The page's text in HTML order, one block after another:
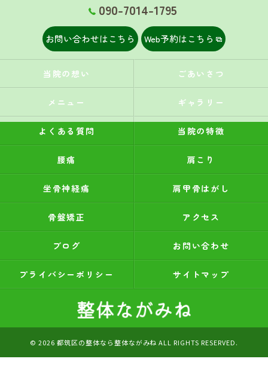
090-7014-1795
お問い合わせはこちら Web予約はこちら
当院の想い ごあいさつ
メニュー ギャラリー
よくある質問 当院の特徴
腰痛 肩こり
坐骨神経痛 肩甲骨はがし
骨盤矯正 アクセス
ブログ お問い合わせ
プライバシーポリシー サイトマップ
© 2026 都筑区の整体なら整体ながみね ALL RIGHTS RESERVED.